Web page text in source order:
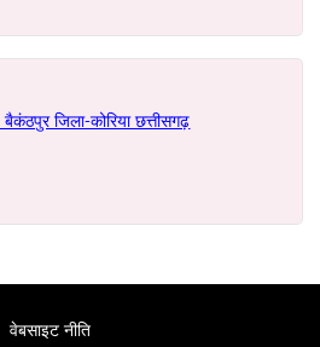
जिला-कोरिया छत्तीसगढ़
वेबसाइट नीति